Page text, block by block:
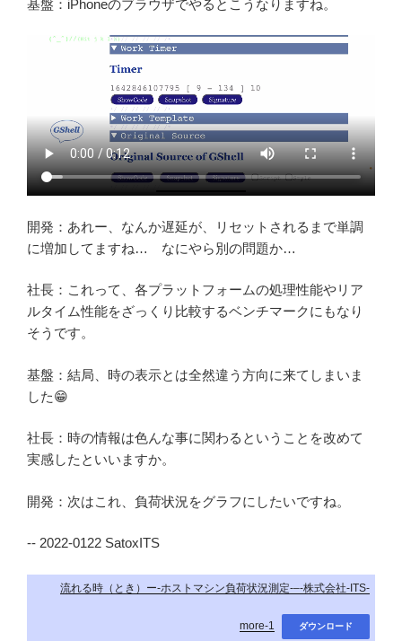
基盤：iPhoneのブラウザでやるとこうなりますね。
開発：あれー、なんか遅延が、リセットされるまで単調
に増加してますね… なにやら別の問題か…
社長：これって、各プラットフォームの処理性能やリア
ルタイム性能をざっくり比較するベンチマークにもなり
そうです。
基盤：結局、時の表示とは全然違う方向に来てしまいま
した😁
社長：時の情報は色んな事に関わるということを改めて
実感したといいますか。
開発：次はこれ、負荷状況をグラフにしたいですね。
-- 2022-0122 SatoxITS
流れる時（とき）ー-ホストマシン負荷状況測定-–-株式会社-ITS-
more-1 ダウンロード